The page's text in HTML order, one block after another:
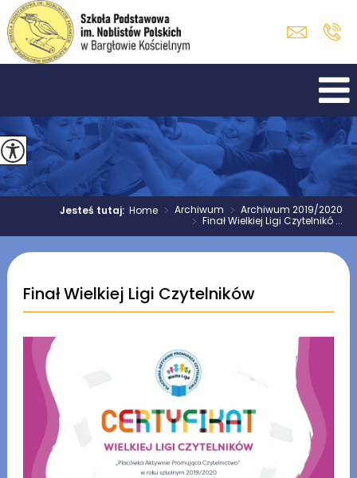
Jesteś tutaj:Home > Archiwum > Archiwum 2019/2020
> Finał Wielkiej Ligi Czytelnikó ...
Finał Wielkiej Ligi Czytelników